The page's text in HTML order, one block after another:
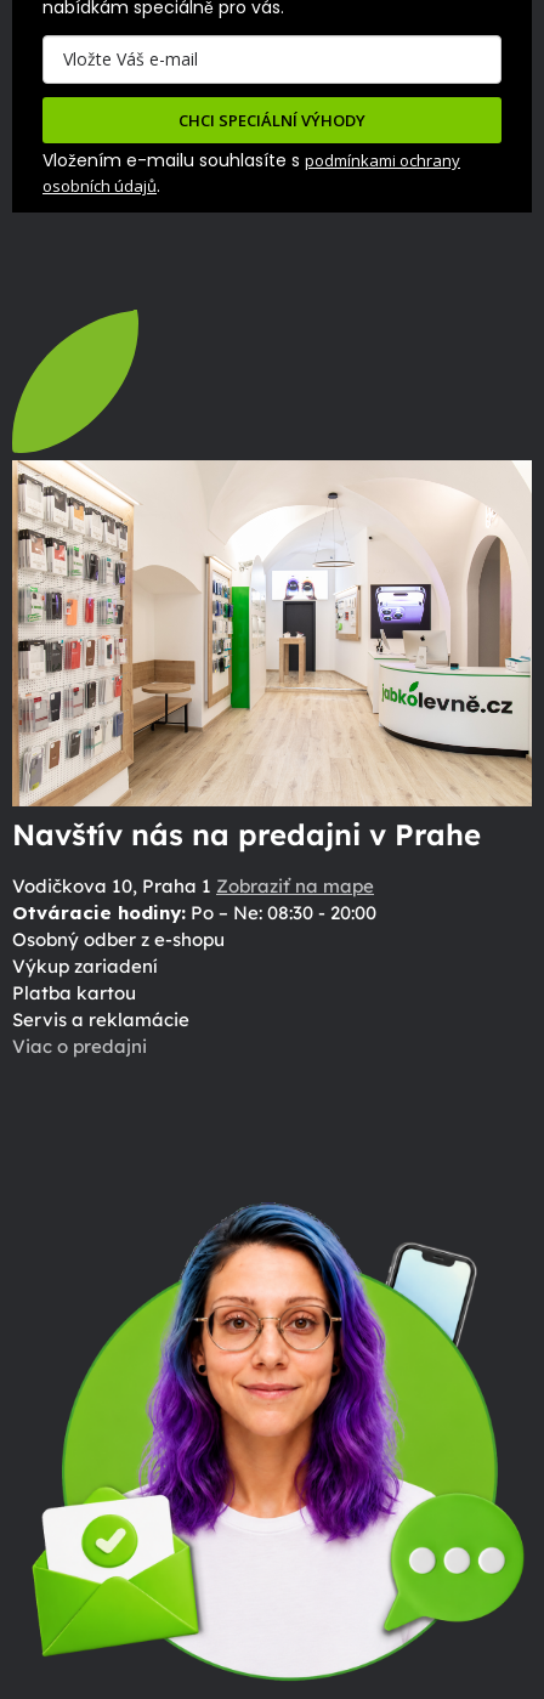
nabídkám speciálně pro vás.
CHCI SPECIÁLNÍ VÝHODY
Vložením e-mailu souhlasíte s podmínkami ochrany
osobních údajů.
Navštív nás na predajni v Prahe
Vodičkova 10, Praha 1 Zobraziť na mape
Otváracie hodiny: Po – Ne: 08:30 - 20:00
Osobný odber z e-shopu
Výkup zariadení
Platba kartou
Servis a reklamácie
Viac o predajni